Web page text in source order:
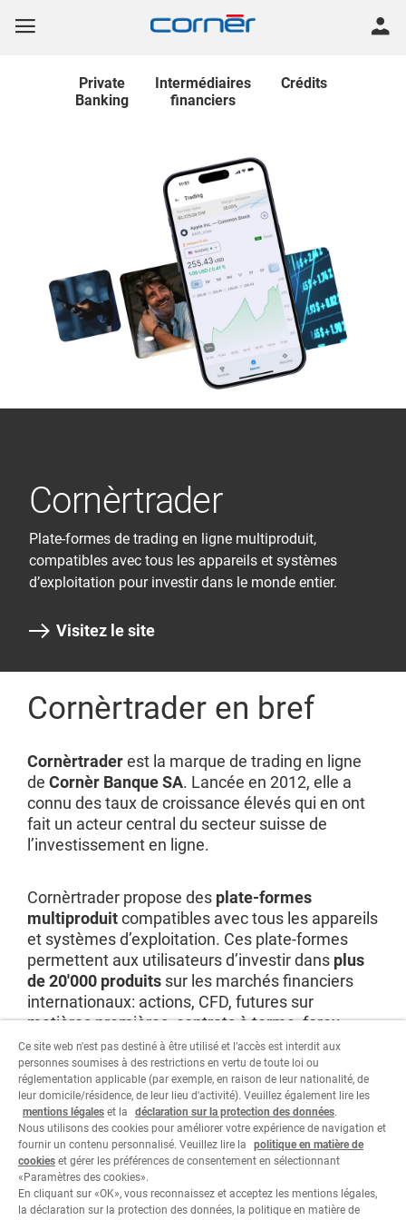
Private
Banking
Intermédiaires
financiers
Crédits
Cornèrtrader
Plate-formes de trading en ligne multiproduit,
compatibles avec tous les appareils et systèmes
d’exploitation pour investir dans le monde entier.
Visitez le site
Cornèrtrader en bref
Cornèrtraderest la marque de trading en ligne
de Cornèr Banque SA. Lancée en 2012, elle a
connu des taux de croissance élevés qui en ont
fait un acteur central du secteur suisse de
l’investissement en ligne.
Cornèrtrader propose des plate-formes
multiproduitcompatibles avec tous les appareils
et systèmes d’exploitation. Ces plate-formes
permettent aux utilisateurs d’investir dans plus
de 20'000 produits sur les marchés financiers
internationaux: actions, CFD, futures sur
matières premières, contrats à terme, forex,
options et obligations. Les investisseurs peuvent
disposer d’un service personnalisé et d’une
assistance permanente.
Visitez le site
Ce site web n'est pas destiné à être utilisé et l’accès est interdit aux
personnes soumises à des restrictions en vertu de toute loi ou
réglementation applicable (par exemple, en raison de leur nationalité, de
leur domicile/résidence, de leur lieu d'activité). Veuillez également lire les
mentions légales et la déclaration sur la protection des données.
Nous utilisons des cookies pour améliorer votre expérience de navigation et
fournir un contenu personnalisé. Veuillez lire la
politique en matière de
cookies et gérer les préférences de consentement en sélectionnant
«Paramètres des cookies».
En cliquant sur «OK», vous reconnaissez et acceptez les mentions légales,
la déclaration sur la protection des données, la politique en matière de